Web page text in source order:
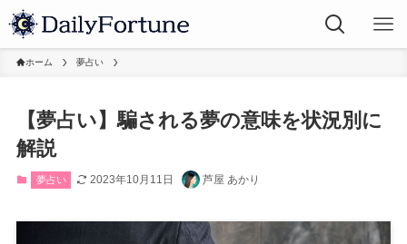
ホーム 夢占い
【夢占い】騙される夢の意味を状況別に
解説
夢占い 2023年10月11日 芦屋 あかり